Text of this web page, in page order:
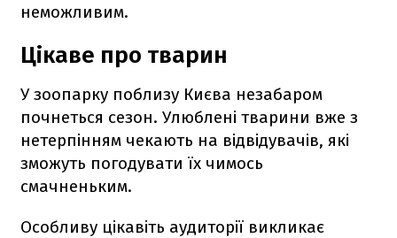
неможливим.
Цікаве про тварин
У зоопарку поблизу Києва незабаром
почнеться сезон. Улюблені тварини вже з
нетерпінням чекають на відвідувачів, які
зможуть погодувати їх чимось
смачненьким.
Особливу цікавіть аудиторії викликає